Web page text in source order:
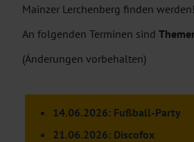
Mainzer Lerchenberg finden werden!
An folgenden Terminen sind
(Änderungen vorbehalten)
14.06.2026: Fußball-Party
21.06.2026: Discofox